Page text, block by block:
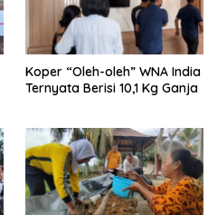
Koper “Oleh-oleh” WNA India
Ternyata Berisi 10,1 Kg Ganja